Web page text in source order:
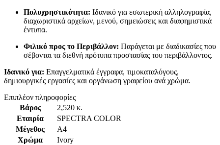
Πολυχρηστικότητα: Ιδανικό για εσωτερική αλληλογραφία,
διαχωριστικά αρχείων, μενού, σημειώσεις και διαφημιστικά
έντυπα.
Φιλικό προς το Περιβάλλον: Παράγεται με διαδικασίες που
σέβονται τα διεθνή πρότυπα προστασίας του περιβάλλοντος.
Ιδανικό για: Επαγγελματικά έγγραφα, τιμοκαταλόγους,
δημιουργικές εργασίες και οργάνωση γραφείου ανά χρώμα.
Επιπλέον πληροφορίες
Βάρος
2,520 κ.
Εταιρία
SPECTRA COLOR
Μέγεθος
A4
Χρώμα
Ivory